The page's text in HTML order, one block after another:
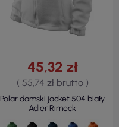
45,32 zł
( 55,74 zł brutto )
Polar damski jacket 504 biały
Adler Rimeck